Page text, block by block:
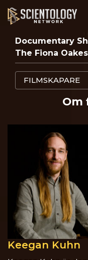
Documentary
The Fiona
FILMSKAPARE
Om
Keegan Kuhn